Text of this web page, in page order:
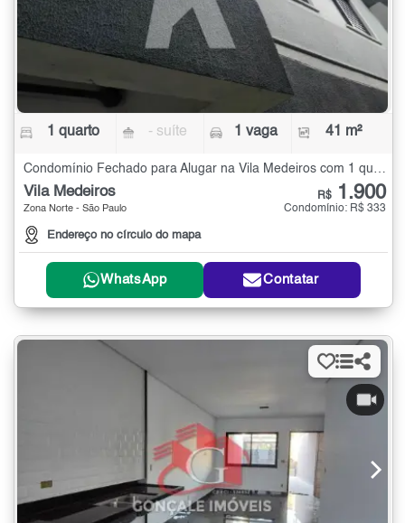
1 quarto - suíte 1 vaga 41 m²
Vila Medeiros
Zona Norte - São Paulo
Endereço no círculo do mapa
R$ 1.900
Condomínio: R$ 333
WhatsApp Contatar